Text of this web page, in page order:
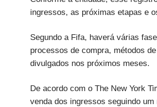
ingressos, as próximas etapas e
Segundo a Fifa, haverá várias
processos de compra, métodos
divulgados nos próximos meses.
De acordo com o The New York
venda dos ingressos seguindo